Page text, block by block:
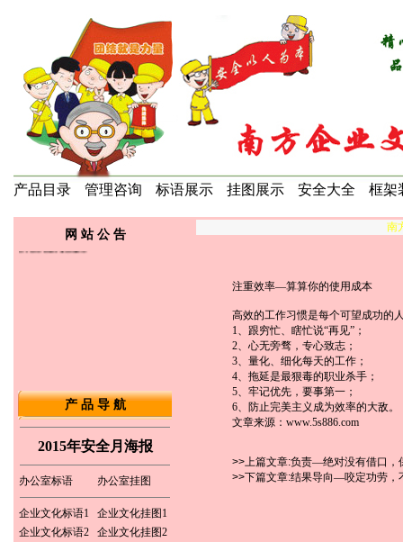
产品目录 管理咨询 标语展示 挂图展示 安全大全 框架
网 站 公 告
＝ 最新动态 ＝
我司长期提供品质宣传标语挂图海
报，生产管理系列标语挂图，
5S/6S/7S/8S宣传标语挂图，环保宣
传，ROHS/ISO14001系列标语海
报，企业文化类标语挂图，食堂礼
仪，节约标语挂图，企业培训标语，
生产安全宣传标语挂图等...欢迎光临选
购详细内容请参考本公司网站：
www.5s886.com
适合张贴场所：办公室、车间办公
产 品 导 航
2015年安全月海报
办公室标语 办公室挂图
企业文化标语1
企业文化挂图1
企业文化标语2
企业文化挂图2
南
注重效率—算算你的使用成本
高效的工作习惯是每个可望成功的
1、跟穷忙、瞎忙说“再见”；
2、心无旁骛，专心致志；
3、量化、细化每天的工作；
4、拖延是最狠毒的职业杀手；
5、牢记优先，要事第一；
6、防止完美主义成为效率的大敌。
文章来源：www.5s886.com
>>上篇文章:负责—绝对没有借口，
>>下篇文章:结果导向—咬定功劳，